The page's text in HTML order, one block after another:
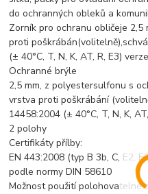
do ochranných obleků a
Zorník pro ochranu obličeje
proti
(± 40°C, T, N, K, AT, R, E3)
Ochranné brýle
2,5 mm, z polyestersulfonu s
vrstva proti poškrábání
14458:2004 (± 40°C, T, N, K,
2 polohy
Certifikáty přílby:
EN 443:2008 (typ B 3b, C, E2,
podle normy DIN 58610
Možnost použití polohovatelné